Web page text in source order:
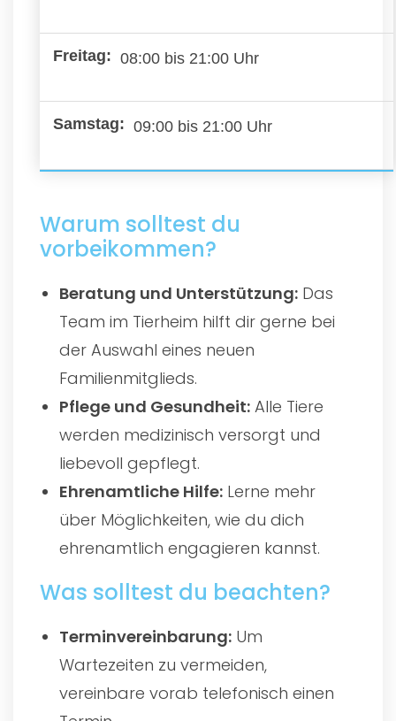
08:00 bis 21:00 Uhr
09:00 bis 21:00 Uhr
Warum solltest du
vorbeikommen?
Beratung und Unterstützung: Das
Team im Tierheim hilft dir gerne bei
der Auswahl eines neuen
Familienmitglieds.
Pflege und Gesundheit: Alle Tiere
werden medizinisch versorgt und
liebevoll gepflegt.
Ehrenamtliche Hilfe: Lerne mehr
über Möglichkeiten, wie du dich
ehrenamtlich engagieren kannst.
Was solltest du beachten?
Terminvereinbarung: Um
Wartezeiten zu vermeiden,
vereinbare vorab telefonisch einen